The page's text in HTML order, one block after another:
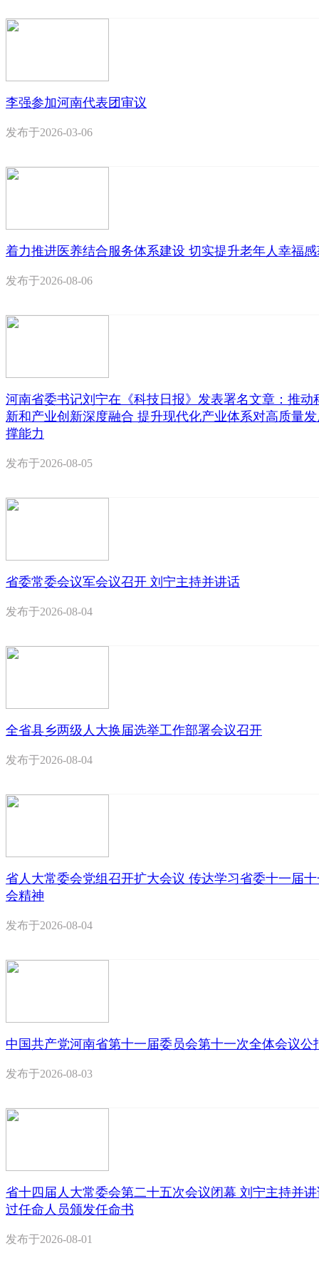
李强参加河南代表团审议
发布于2026-03-06
着力推进医养结合服务体系建设 切实提升老年人幸福
发布于2026-08-06
河南省委书记刘宁在《科技日报》发表署名文章：推动
新和产业创新深度融合 提升现代化产业体系对高质量
撑能力
发布于2026-08-05
省委常委会议军会议召开 刘宁主持并讲话
发布于2026-08-04
全省县乡两级人大换届选举工作部署会议召开
发布于2026-08-04
省人大常委会党组召开扩大会议 传达学习省委十一届
会精神
发布于2026-08-04
中国共产党河南省第十一届委员会第十一次全体会议公
发布于2026-08-03
省十四届人大常委会第二十五次会议闭幕 刘宁主持并
过任命人员颁发任命书
发布于2026-08-01